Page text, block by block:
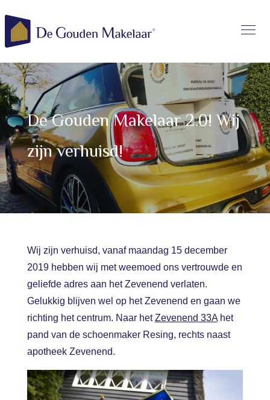
De Gouden Makelaar 2.0! Wij
zijn verhuisd!
Wij zijn verhuisd, vanaf maandag 15 december
2019 hebben wij met weemoed ons vertrouwde en
geliefde adres aan het Zevenend verlaten.
Gelukkig blijven wel op het Zevenend en gaan we
richting het centrum. Naar hetZevenend 33Ahet
pand van de schoenmaker Resing, rechts naast
apotheek Zevenend.